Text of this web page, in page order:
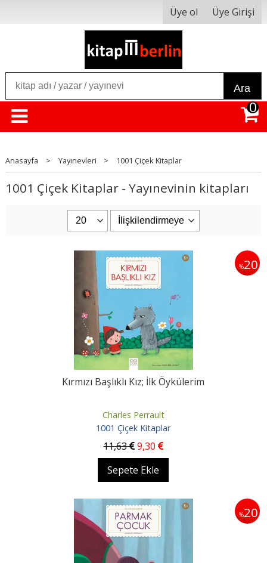
Üye ol Üye Girişi
Ara
0
Anasayfa > Yayınevleri > 1001 Çiçek Kitaplar
1001 Çiçek Kitaplar - Yayınevinin kitapları
%20
Kırmızı Başlıklı Kız; İlk Öykülerim
Charles Perrault
1001 Çiçek Kitaplar
11,63 9,30
Sepete Ekle
%20